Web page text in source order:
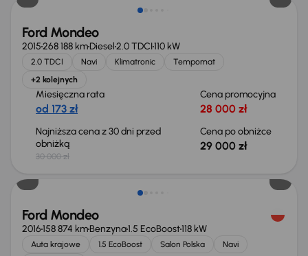
Ford Mondeo
2015268 188 kmDiesel2.0 TDCI110 kW
2.0 TDCI Navi Klimatronic
Tempomat
+2 kolejnych
Miesięczna rata
od 173 zł
Cena promocyjna
28 000 zł
Najniższa cena z 30 dni przed
obniżką
30 000 zł
Cena po obniżce
29 000 zł
Ford Mondeo
2016158 874 kmBenzyna1.5 EcoBoost118 kW
Auta krajowe 1.5 EcoBoost Salon Polska
Navi